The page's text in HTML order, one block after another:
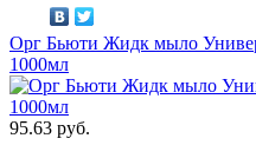
Орг Бьюти Жидк мыло
1000мл
95.63 руб.